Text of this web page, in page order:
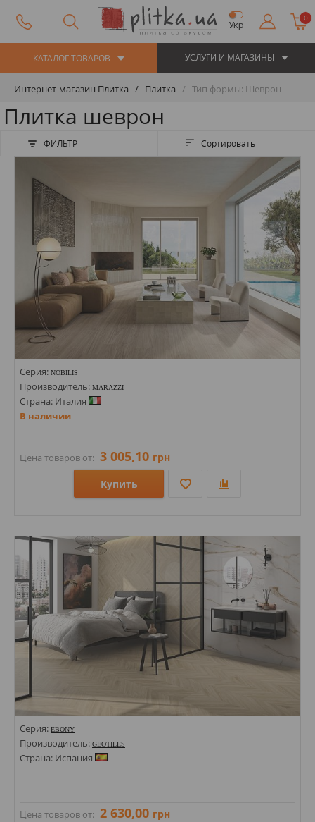
Укр
0
КАТАЛОГ ТОВАРОВ УСЛУГИ И МАГАЗИНЫ
Интернет-магазин Плитка Плитка Тип формы: Шеврон
Плитка шеврон
ФИЛЬТР Сортировать
Серия: NOBILIS
Производитель: MARAZZI
Страна: Италия
В наличии
Цена товаров от: 3 005,10 грн
Купить
Стили: Под дерево;
Серия: EBONY
Производитель: GEOTILES
Страна: Испания
Цена товаров от: 2 630,00 грн